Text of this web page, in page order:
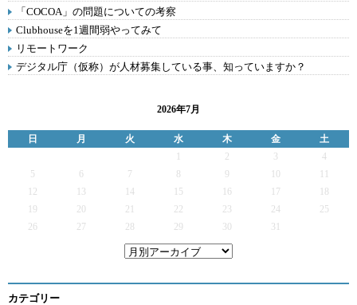
「COCOA」の問題についての考察
Clubhouseを1週間弱やってみて
リモートワーク
デジタル庁（仮称）が人材募集している事、知っていますか？
2026年7月
日 月 火 水 木 金
土
2 3
4
5
6 7 9
12
13 14 15 16 17
19
20 21 22 23 24
25
26
27 28 29 30 31
カテゴリー